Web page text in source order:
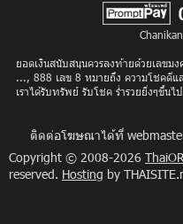
ยอดเงินสนับสนุนควรลงท้ายด้วยเลข
..., 888 เลข 8 หมายถึง ความโชคดีแ
เราได้รับทรัพย์ รับโชค ร่ำรวยยิ่งๆขึ้น
ติดต่อโฆษณาได้ที่
Copyright © 2008-2026
reserved. Hosting by